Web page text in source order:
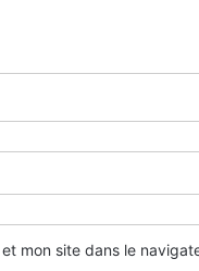
mon site dans le